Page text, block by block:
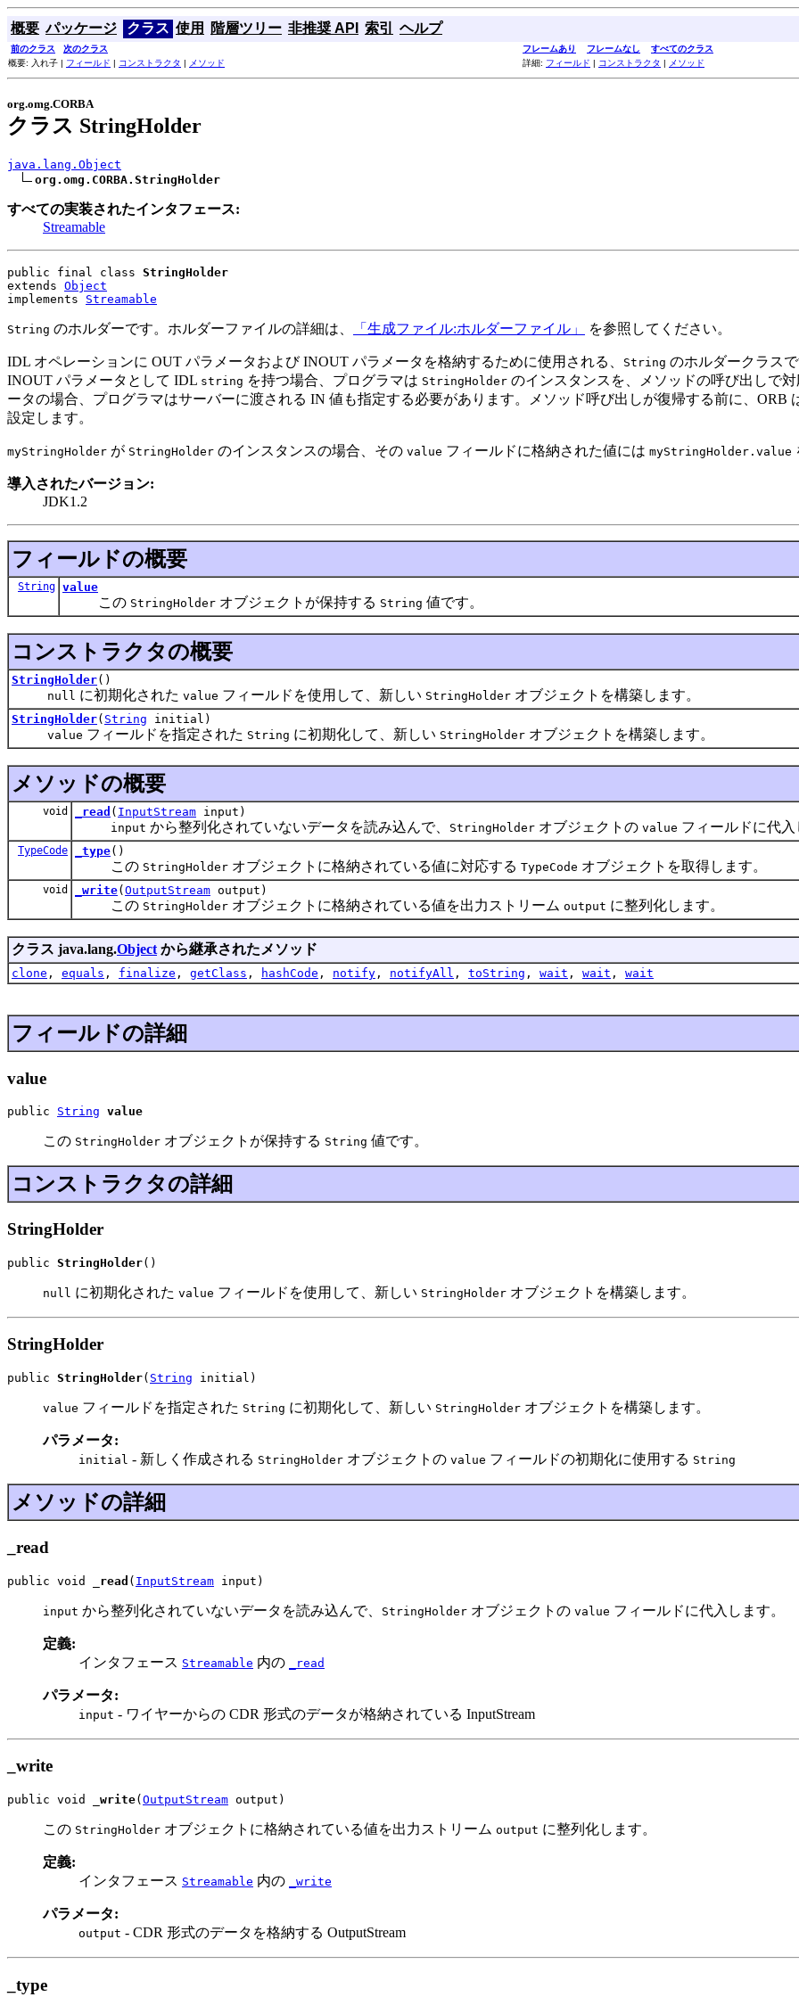
概要 パッケージ クラス 使用 階層ツリー 非推奨 API 索引 ヘルプ
前のクラス 次のクラス フレームあり フレームなし
すべてのクラス
概要: 入れ子 | フィールド | コンストラクタ | メソッド 詳細: フィールド | コンストラクタ | メソッド
org.omg.CORBA
クラス StringHolder
java.lang.Object
org.omg.CORBA.StringHolder
すべての実装されたインタフェース:
Streamable
public final class StringHolder
extends Object
implements Streamable
String のホルダーです。ホルダーファイルの詳細は、 「生成ファイル:ホルダーファイル」 を参照してください。
IDL オペレーションに OUT パラメータおよび INOUT パラメータを格納するために使用される、 String のホルダークラス
INOUT パラメータとして IDL string を持つ場合、プログラマは StringHolder のインスタンスを、メソッドの呼び出しで
ータの場合、プログラマはサーバーに渡される IN 値も指定する必要があります。メソッド呼び出しが復帰する前に、
設定します。
myStringHolder が StringHolder のインスタンスの場合、その value フィールドに格納された値には myStringHolder.value
導入されたバージョン:
JDK1.2
フィールドの概要
String value
この StringHolder オブジェクトが保持する String 値です。
コンストラクタの概要
StringHolder()
null に初期化された value フィールドを使用して、新しい StringHolder オブジェクトを構築します。
StringHolder( String initial)
value フィールドを指定された String に初期化して、新しい StringHolder オブジェクトを構築します。
メソッドの概要
void _read ( InputStream input)
input から整列化されていないデータを読み込んで、 StringHolder オブジェクトの value フィールドに代
TypeCode _type()
この StringHolder オブジェクトに格納されている値に対応する TypeCode オブジェクトを取得します。
void _write( OutputStream output)
この StringHolder オブジェクトに格納されている値を出力ストリーム output に整列化します。
クラス java.lang.Object から継承されたメソッド
clone , equals , finalize , getClass , hashCode , notify , notifyAll , toString , wait , wait , wait
フィールドの詳細
value
public String value
この StringHolder オブジェクトが保持する String 値です。
コンストラクタの詳細
StringHolder
public StringHolder()
null に初期化された value フィールドを使用して、新しい StringHolder オブジェクトを構築します。
StringHolder
public StringHolder( String initial)
value フィールドを指定された String に初期化して、新しい StringHolder オブジェクトを構築します。
パラメータ:
initial - 新しく作成される StringHolder オブジェクトの value フィールドの初期化に使用する String
メソッドの詳細
_read
public void _read ( InputStream input)
input から整列化されていないデータを読み込んで、 StringHolder オブジェクトの value フィールドに代入します。
定義:
インタフェース Streamable 内の _read
パラメータ:
input - ワイヤーからの CDR 形式のデータが格納されている InputStream
_write
public void _write( OutputStream output)
この StringHolder オブジェクトに格納されている値を出力ストリーム output に整列化します。
定義:
インタフェース Streamable 内の _write
パラメータ:
output - CDR 形式のデータを格納する OutputStream
_type